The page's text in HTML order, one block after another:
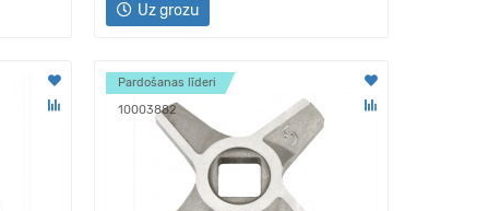
Uz grozu
Pardošanas līderi
10003882